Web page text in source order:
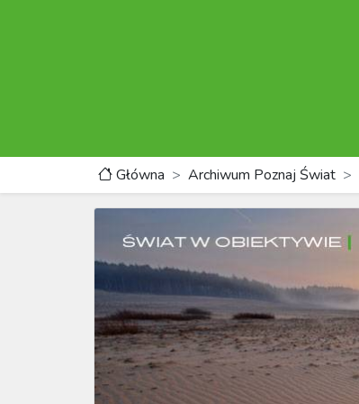
Główna
Archiwum Poznaj Świat